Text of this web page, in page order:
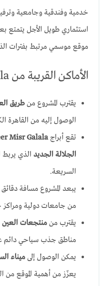
خدمية وفندقية وجامعية
استثماري طويل الأجل يتمتع
موقع موسمي مرتبط بفترات
الأماكن القريبة من Tatweer Misr Galala
يقترب المشروع منطريق
الوصول إليه من القاهرة
تقع أبراجMisr Galala
الجلالة الجديد الذي يربط
السريعة.
يبعد المشروع مسافة
من جامعات دولية ومراكز
يقترب منمنتجعات العين
مناطق جذب سياحي دائم
يمكن الوصول إلىميناء
يعزّز من أهمية الموقع من